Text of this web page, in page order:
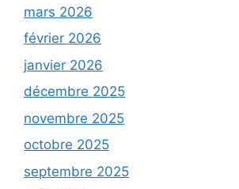
mars 2026
février 2026
janvier 2026
décembre 2025
novembre 2025
octobre 2025
septembre 2025